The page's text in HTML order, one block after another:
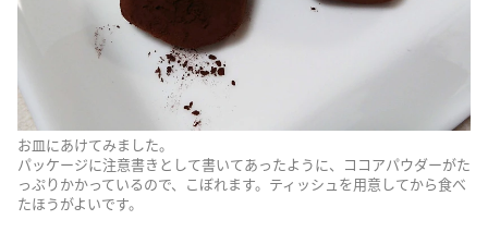
お皿にあけてみました。
パッケージに注意書きとして書いてあったように、ココアパウダーがた
っぷりかかっているので、こぼれます。ティッシュを用意してから食べ
たほうがよいです。